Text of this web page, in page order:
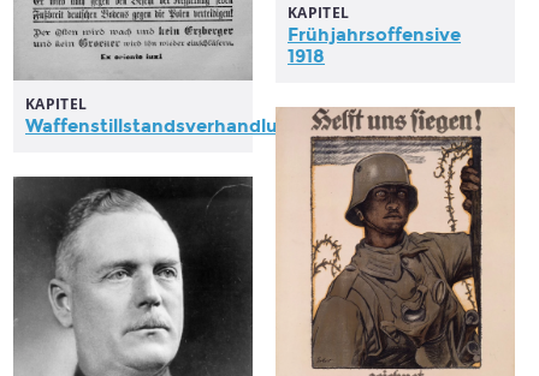
KAPITEL
Waffenstillstandsverhandlungen
KAPITEL
Frühjahrsoffensive
1918